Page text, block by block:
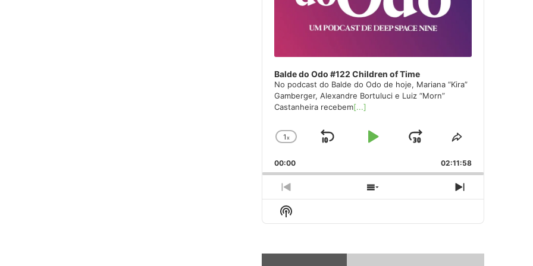
Balde do Odo #122 Children of Time
No podcast do Balde do Odo de hoje, Mariana “Kira”
Gamberger, Alexandre Bortuluci e Luiz “Morn”
Castanheira recebem[...]
Change
Rate
1x
Skip
Play
Jump
Forward
Share
Episode
00:00 02:11:58
Previous
Episode
Show
Episodes
Next
Episode
Show
Podcast